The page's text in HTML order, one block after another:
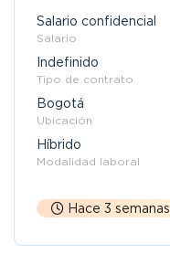
Salario confidencial
Salario
Indefinido
Tipo de contrato
Bogotá
Ubicación
Híbrido
Modalidad laboral
Hace 3 semanas